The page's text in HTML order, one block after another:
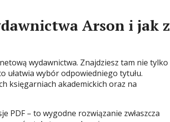
Arson i jak z
wydawnictwa. Znajdziesz tam nie tylko
ułatwia wybór odpowiedniego tytułu.
księgarniach akademickich oraz na
PDF – to wygodne rozwiązanie zwłaszcza